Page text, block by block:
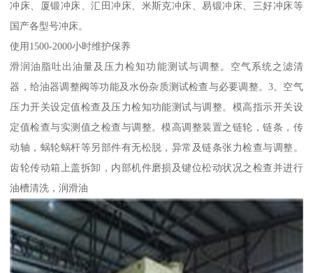
冲床、厦锻冲床、汇田冲床、米斯克冲床、易锻冲床、三好冲床等
国产各型号冲床。
使用1500-2000小时维护保养
滑润油脂吐出油量及压力检知功能测试与调整。空气系统之滤清
器，给油器调整阀等功能及水份杂质测试检查与必要调整。3。空气
压力开关设定值检查及压力检知功能测试与调整。模高指示开关设
定值检查与实测值之检查与调整。模高调整装置之链轮，链条，传
动轴，蜗轮蜗杆等另部件有无松脱，异常及链条张力检查与调整。
齿轮传动箱上盖拆卸，内部机件磨损及键位松动状况之检查并进行
油槽清洗，润滑油